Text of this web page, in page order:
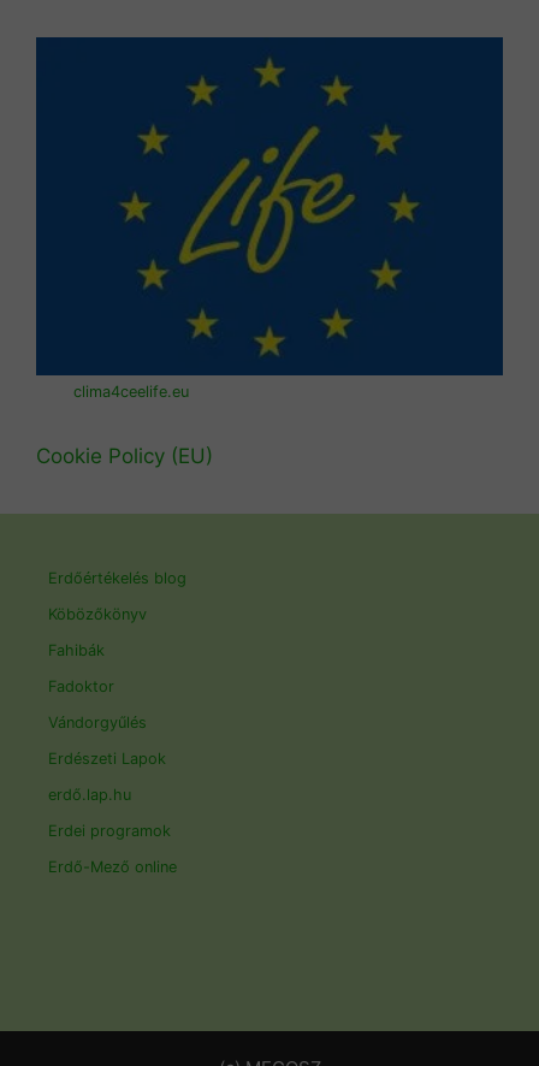
clima4ceelife.eu
Cookie Policy (EU)
Erdőértékelés blog
Köbözőkönyv
Fahibák
Fadoktor
Vándorgyűlés
Erdészeti Lapok
erdő.lap.hu
Erdei programok
Erdő-Mező online